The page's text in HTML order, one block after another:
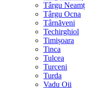
Târgu Neamț
Târgu Ocna
Târnăveni
Techirghiol
Timișoara
Tinca
Tulcea
Turceni
Turda
Vadu Oii